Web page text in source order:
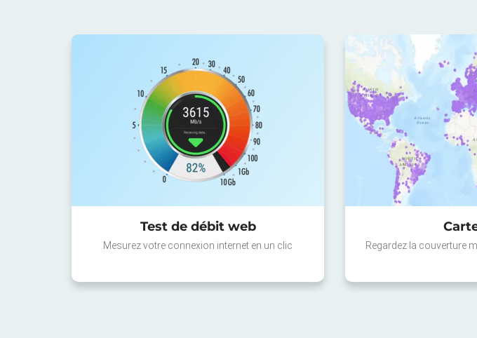
Test de débit web
Mesurez votre connexion internet en un clic Regardez la couverture